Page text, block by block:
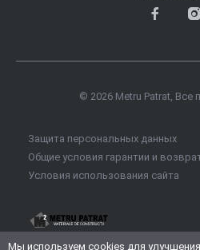
Мы используем cookies для
© 2026 Metru Patrat,
Защита персональных данных
Общие условия гарантии и
Условия использования сайта